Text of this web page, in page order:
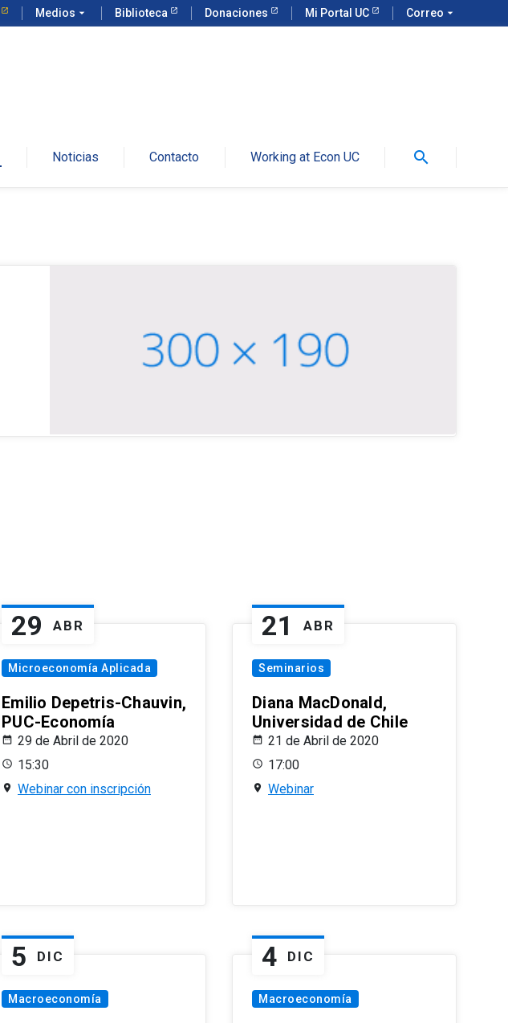
Medios arrow_drop_down Biblioteca Donaciones Mi Portal UC Correo arrow_drop_down
Noticias Contacto Working at Econ UC search
29 ABR
Microeconomía Aplicada
Emilio Depetris-Chauvin,
PUC-Economía
29 de Abril de 2020
15:30
Webinar con inscripción
21 ABR
Seminarios
Diana MacDonald,
Universidad de Chile
21 de Abril de 2020
17:00
Webinar
5 DIC
Macroeconomía
4 DIC
Macroeconomía